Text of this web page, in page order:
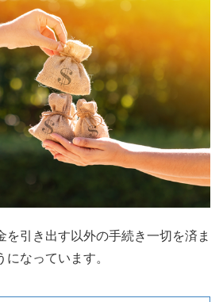
を引き出す以外の手続き一切を済ま
なっています。